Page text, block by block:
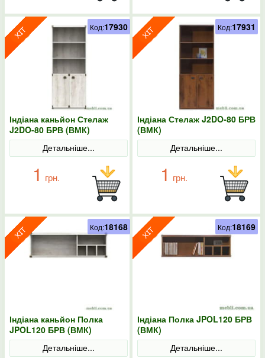
Індіана каньйон Стелаж
J2DO-80 БРВ (ВМК)
Детальніше...
1 грн.
Код:17930
Індіана Стелаж J2DO-80 БРВ
(ВМК)
Детальніше...
1 грн.
Код:17931
Індіана каньйон Полка
JPOL120 БРВ (ВМК)
Детальніше...
Код:18168
Індіана Полка JPOL120 БРВ
(ВМК)
Детальніше...
Код:18169